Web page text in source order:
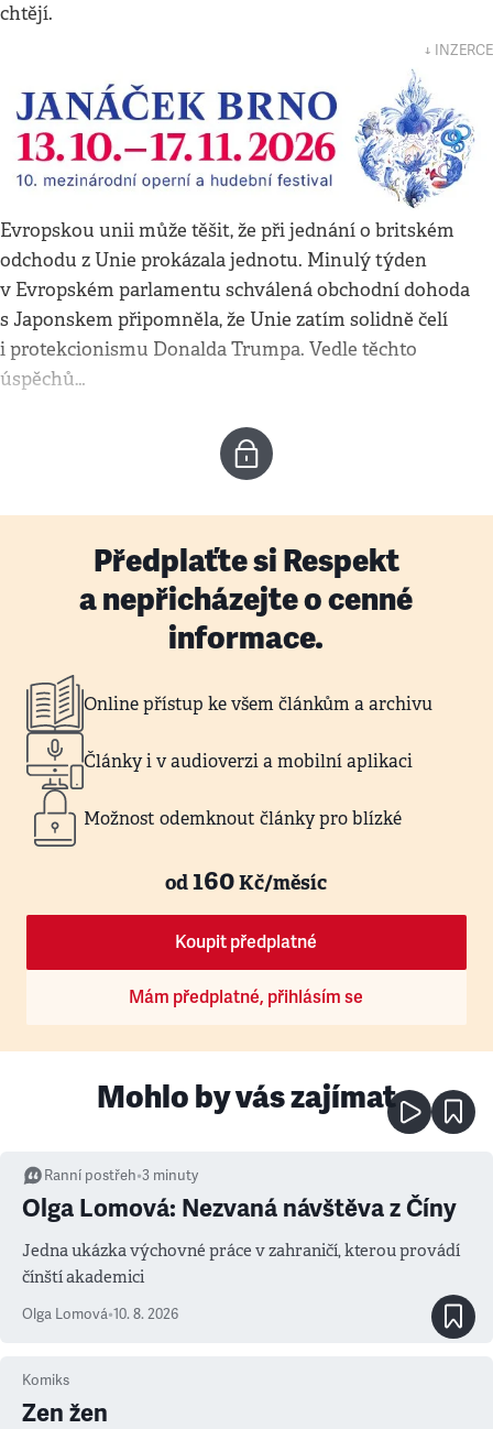
chtějí.
↓ INZERCE
Evropskou unii může těšit, že při jednání o britském
odchodu z Unie prokázala jednotu. Minulý týden
v Evropském parlamentu schválená obchodní dohoda
s Japonskem připomněla, že Unie zatím solidně čelí
i protekcionismu Donalda Trumpa. Vedle těchto
úspěchů…
Předplaťte si Respekt
a nepřicházejte o cenné
informace.
Online přístup ke všem článkům a archivu
Články i v audioverzi a mobilní aplikaci
Možnost odemknout články pro blízké
od160Kč/měsíc
Koupit předplatné
Mám předplatné, přihlásím se
Mohlo by vás zajímat
Ranní postřeh•3 minuty
Olga Lomová: Nezvaná návštěva z Číny
Jedna ukázka výchovné práce v zahraničí, kterou provádí
čínští akademici
Olga Lomová•10. 8. 2026
Komiks
Zen žen